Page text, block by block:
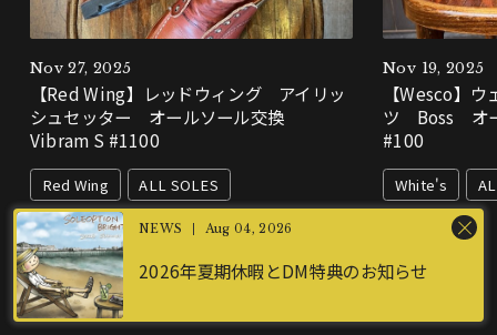
Aug 04, 2026
2026年夏期休暇とDM特典のお知らせ
Nov 27, 2025
【Red Wing】レッドウィング アイリッ
シュセッター オールソール交換
Vibram S #1100
Red Wing ALL SOLES
Nov 19, 2025
【Wesco】
ツ Boss オ
#100
White's